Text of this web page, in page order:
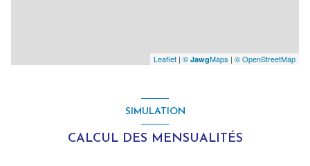
Leaflet | © JawgMaps | © OpenStreetMap
SIMULATION
CALCUL DES MENSUALITÉS